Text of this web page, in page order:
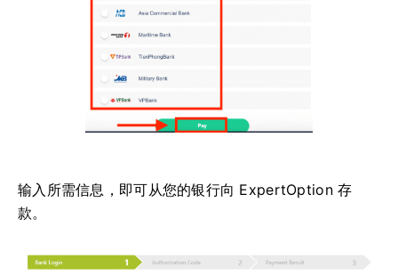
输入所需信息，即可从您的银行向 ExpertOption 存
款。